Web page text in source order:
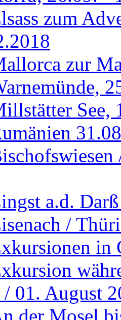
zum
zur
See,
a.d.
/
in
/ 01. August